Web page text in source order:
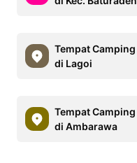
Tempat Camping
di Lagoi
Tempat Camping
di Ambarawa